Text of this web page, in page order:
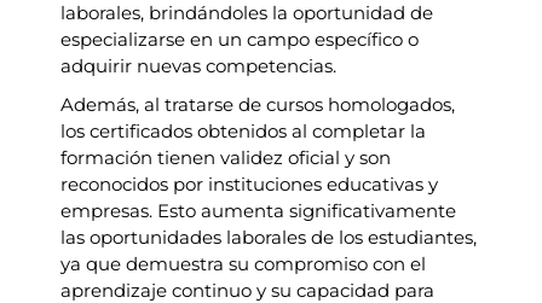
laborales, brindándoles la oportunidad de
especializarse en un campo específico o
adquirir nuevas competencias.
Además, al tratarse de cursos homologados,
los certificados obtenidos al completar la
formación tienen validez oficial y son
reconocidos por instituciones educativas y
empresas. Esto aumenta significativamente
las oportunidades laborales de los estudiantes,
ya que demuestra su compromiso con el
aprendizaje continuo y su capacidad para